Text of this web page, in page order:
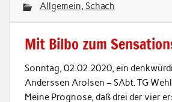
Allgemein,Schach
Mit Bilbo zum
Sonntag, 02.02.2020, ein
Anderssen Arolsen – SAbt. TG
Meine Prognose, daß drei der vier